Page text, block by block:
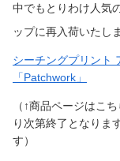
中でもとりわけ人気
ップに再入荷いたし
シーチングプリント
「Patchwork」
（↑商品ページはこ
り次第終了となりま
す）